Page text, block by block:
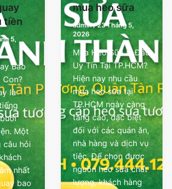
tiền
5,
Bao
Con?
là
Một
câu hỏi
nhất
bao
mua heo sữa
admin/23 Tháng 5,
2026
Mua Heo Sữa Ở Đâu
Uy Tín Tại TP.HCM?
Hiện nay nhu cầu
mua heo sữa tại
TP.HCM ngày càng
tăng cao, đặc biệt
đối với các quán ăn,
nhà hàng và dịch vụ
tiệc. Để chọn được
nguồn heo sữa chất
lượng, khách hàng